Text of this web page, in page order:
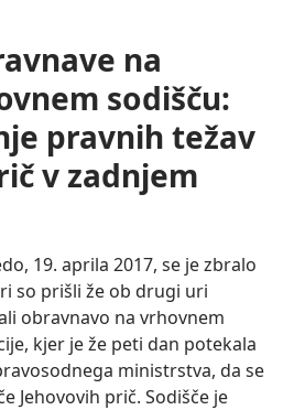
na
sodišču:
pravnih težav
v zadnjem
19. aprila 2017, se je zbralo
so prišli že ob drugi uri
obravnavo na vrhovnem
kjer je že peti dan potekala
ministrstva, da se
Jehovovih prič. Sodišče je